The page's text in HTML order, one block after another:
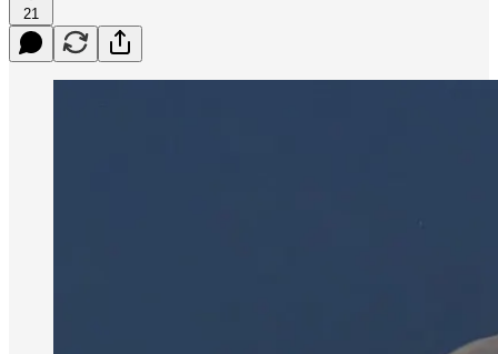
21